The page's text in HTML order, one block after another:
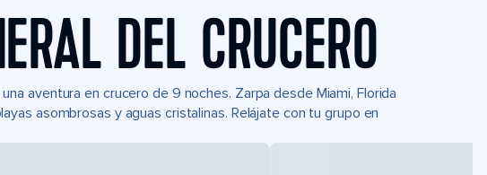
DEL CRUCERO
aventura en crucero de 9 noches. Zarpa desde Miami, Florida
asombrosas y aguas cristalinas. Relájate con tu grupo en